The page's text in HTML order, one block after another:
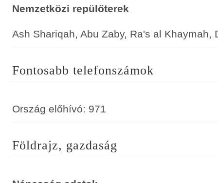
Nemzetközi repülőterek
Ash Shariqah, Abu Zaby, Ra's al Khaymah,
Fontosabb telefonszámok
Ország előhívó: 971
Földrajz, gazdaság